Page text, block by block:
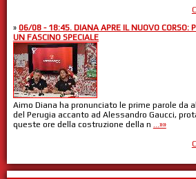
» 06/08 - 18:45. DIANA APRE IL NUOVO CORSO:
UN FASCINO SPECIALE
Aimo Diana ha pronunciato le prime parole da
del Perugia accanto ad Alessandro Gaucci,
queste ore della costruzione della n ...»»